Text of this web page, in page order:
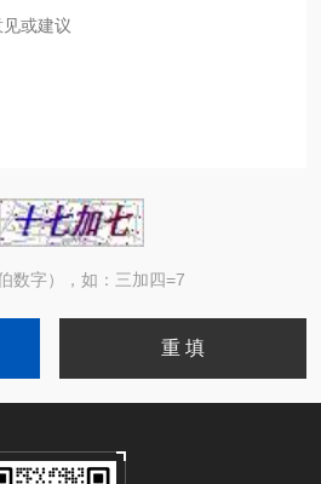
数字），如：三加四=7